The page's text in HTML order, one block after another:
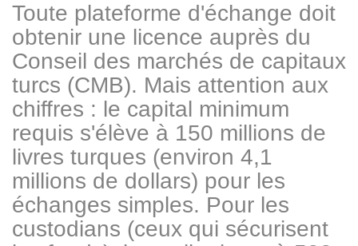
Toute plateforme d'échange doit
obtenir une licence auprès du
Conseil des marchés de capitaux
turcs (CMB). Mais attention aux
chiffres : le capital minimum
requis s'élève à 150 millions de
livres turques (environ 4,1
millions de dollars) pour les
échanges simples. Pour les
custodians (ceux qui sécurisent